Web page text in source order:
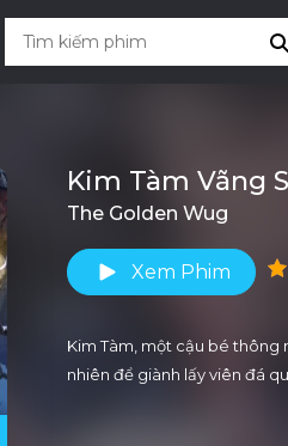
Kim Tàm Vãng
The Golden Wug
Xem Phim
Kim Tàm, một cậu bé thông
nhiên để giành lấy viên đá